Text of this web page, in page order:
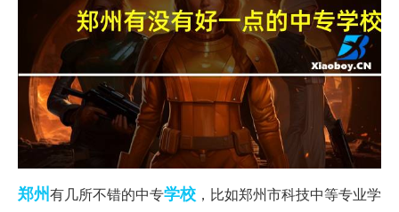
郑州有几所不错的中专学校 ，比如郑州市科技中等专业学